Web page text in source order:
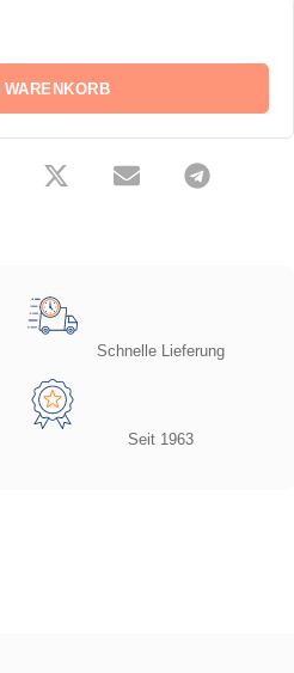
Schnelle Lieferung
Seit 1963